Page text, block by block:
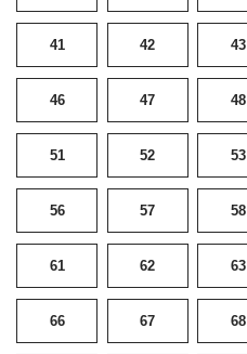
41 42 43
46 47 48
51 52 53
56 57 58
61 62 63
66 67 68